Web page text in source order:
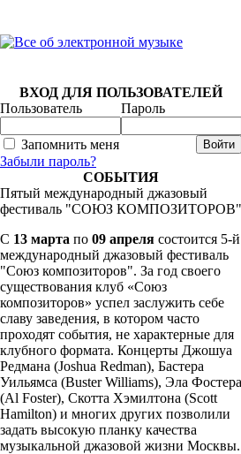
ВХОД ДЛЯ ПОЛЬЗОВАТЕЛЕЙ
Пользователь
Пароль
Запомнить меня
Забыли пароль?
СОБЫТИЯ
Пятый международный джазовый
фестиваль "СОЮЗ КОМПОЗИТОРОВ"
C 13 марта по 09 апреля состоится 5-й
международный джазовый фестиваль
"Союз композиторов". За год своего
существования клуб «Союз
композиторов» успел заслужить себе
славу заведения, в котором часто
проходят события, не характерные для
клубного формата. Концерты Джошуа
Редмана (Joshua Redman), Бастера
Уильямса (Buster Williams), Эла Фостера
(Al Foster), Скотта Хэмилтона (Scott
Hamilton) и многих других позволили
задать высокую планку качества
музыкальной джазовой жизни Москвы.